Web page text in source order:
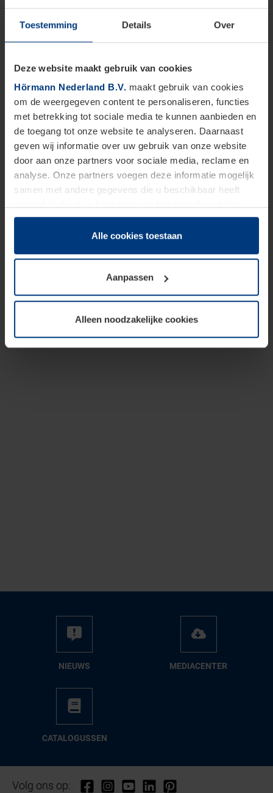
Toestemming Details Over
Deze website maakt gebruik van cookies
Hörmann Nederland B.V. maakt gebruik van cookies
om de weergegeven content te personaliseren, functies
met betrekking tot sociale media te kunnen aanbieden en
de toegang tot onze website te analyseren. Daarnaast
geven wij informatie over uw gebruik van onze website
door aan onze partners voor sociale media, reclame en
analyse. Onze partners voegen deze informatie mogelijk
samen met andere gegevens die u beschikbaar heeft
dienstverlening hebben verzameld.
Juridisch zijn wij gerechtigd om cookies op uw computer
onze pagina's absoluut noodzakelijk is. Voor alle andere
soorten cookies is uw toestemming vereist. Uw
toestemming kunt u op elk moment bij de uitleg van de
wijzigen of herroepen.
Alle cookies toestaan
Aanpassen
Alleen noodzakelijke cookies
NIEUWS ME­DIA­CEN­TER
CA­TA­LO­GUS­SEN
Volg ons op: